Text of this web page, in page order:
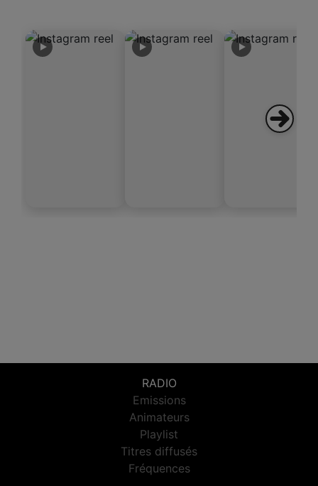
RADIO
Emissions
Animateurs
Playlist
Titres diffusés
Fréquences